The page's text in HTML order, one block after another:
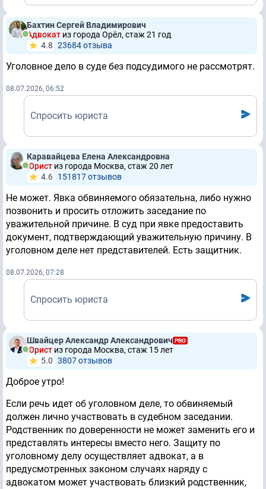
Бахтин Сергей Владимирович
Адвокат из города Орёл, стаж 21 год
4.8 23684 отзывa
Уголовное дело в суде без подсудимого не рассмотрят.
08.07.2026, 06:52
Спросить юриста
Каравайцева Елена Александровна
Юрист из города Москва, стаж 20 лет
4.6 151817 отзывов
Не может. Явка обвиняемого обязательна, либо нужно
позвонить и просить отложить заседание по
уважительной причине. В суд при явке предоставить
документ, подтверждающий уважительную причину. В
уголовном деле нет представителей. Есть защитник.
08.07.2026, 07:28
Спросить юриста
Швайцер Александр Александрович PRO
Юрист из города Москва, стаж 15 лет
5.0 3807 отзывов
Доброе утро!
Если речь идет об уголовном деле, то обвиняемый
должен лично участвовать в судебном заседании.
Родственник по доверенности не может заменить его и
представлять интересы вместо него. Защиту по
уголовному делу осуществляет адвокат, а в
предусмотренных законом случаях наряду с
адвокатом может участвовать близкий родственник,